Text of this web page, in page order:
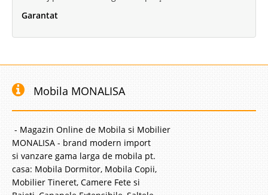
Garantat
Mobila MONALISA
- Magazin Online de Mobila si Mobilier
MONALISA - brand modern import
si vanzare gama larga de mobila pt.
casa: Mobila Dormitor, Mobila Copii,
Mobilier Tineret, Camere Fete si